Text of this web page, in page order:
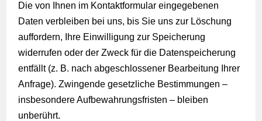
Die von Ihnen im Kontaktformular eingegebenen
Daten verbleiben bei uns, bis Sie uns zur Löschung
auffordern, Ihre Einwilligung zur Speicherung
widerrufen oder der Zweck für die Datenspeicherung
entfällt (z. B. nach abgeschlossener Bearbeitung Ihrer
Anfrage). Zwingende gesetzliche Bestimmungen –
insbesondere Aufbewahrungsfristen – bleiben
unberührt.